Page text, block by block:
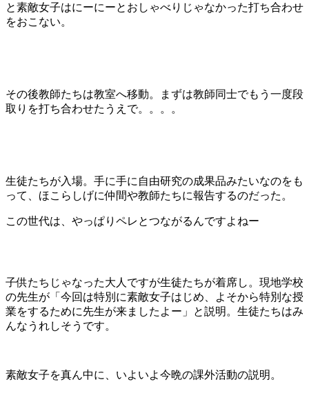
と素敵女子はにーにーとおしゃべりじゃなかった打ち合わせ
をおこない。
その後教師たちは教室へ移動。まずは教師同士でもう一度段
取りを打ち合わせたうえで。。。。
生徒たちが入場。手に手に自由研究の成果品みたいなのをも
って、ほこらしげに仲間や教師たちに報告するのだった。
この世代は、やっぱりペレとつながるんですよねー
子供たちじゃなった大人ですが生徒たちが着席し。現地学校
の先生が「今回は特別に素敵女子はじめ、よそから特別な授
業をするために先生が来ましたよー」と説明。生徒たちはみ
んなうれしそうです。
素敵女子を真ん中に、いよいよ今晩の課外活動の説明。